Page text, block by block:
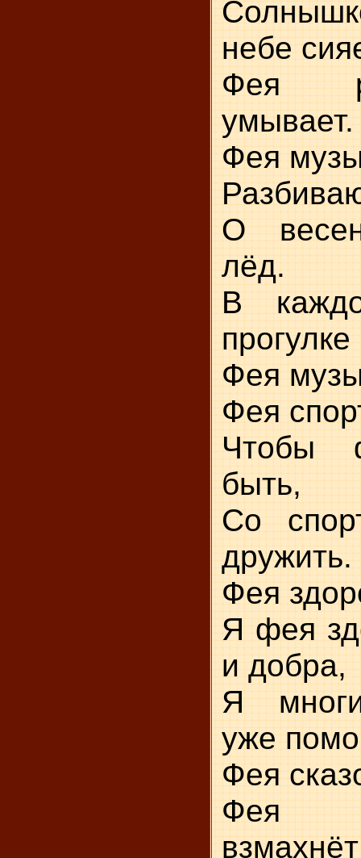
небе
Фея
умывает.
Фея
О
лёд.
В
прогулке
Фея
Фея
Чтобы
быть,
Со
дружить.
Фея
Я фея
и добра,
Я
уже
Фея
Фея